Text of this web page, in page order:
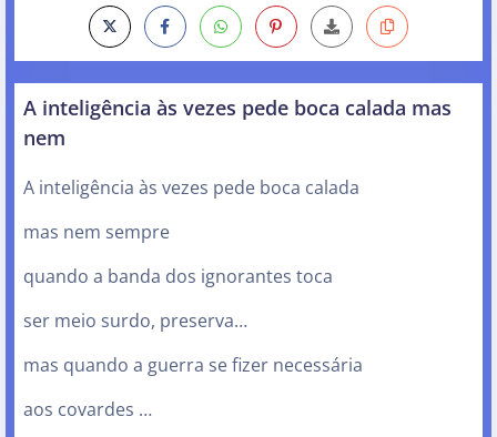
A inteligência às vezes pede boca calada mas
nem
A inteligência às vezes pede boca calada
mas nem sempre
quando a banda dos ignorantes toca
ser meio surdo, preserva…
mas quando a guerra se fizer necessária
aos covardes …